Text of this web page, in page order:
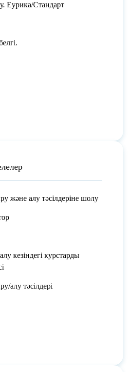
Еурика/Стандарт
және алу тәсілдеріне шолу
кезіндегі курстарды
алу тәсілдері